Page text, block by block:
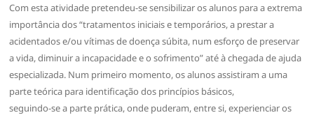
Com esta atividade pretendeu-se sensibilizar os alunos para a extrema
importância dos “tratamentos iniciais e temporários, a prestar a
acidentados e/ou vítimas de doença súbita, num esforço de preservar
a vida, diminuir a incapacidade e o sofrimento” até à chegada de ajuda
especializada. Num primeiro momento, os alunos assistiram a uma
parte teórica para identificação dos princípios básicos,
seguindo-se a parte prática, onde puderam, entre si, experienciar os